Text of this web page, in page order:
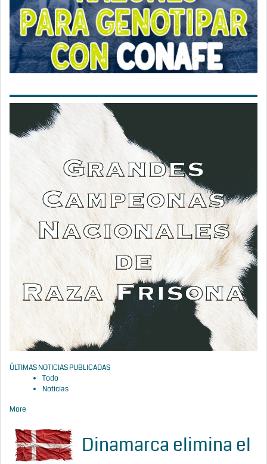
ÚLTIMAS NOTICIAS PUBLICADAS
Todo
Noticias
More
Dinamarca elimina el